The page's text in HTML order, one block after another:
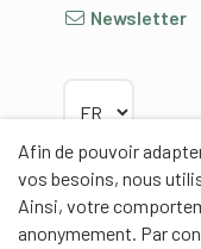
Afin de pouvoir
vos besoins, nous
Ainsi, votre
anonymement. Par
Newsletter
Partenaires